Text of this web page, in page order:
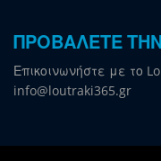
ΠΡΟΒΑΛΕΤΕ ΤΗΝ
Επικοινωνήστε με το
info@loutraki365.gr